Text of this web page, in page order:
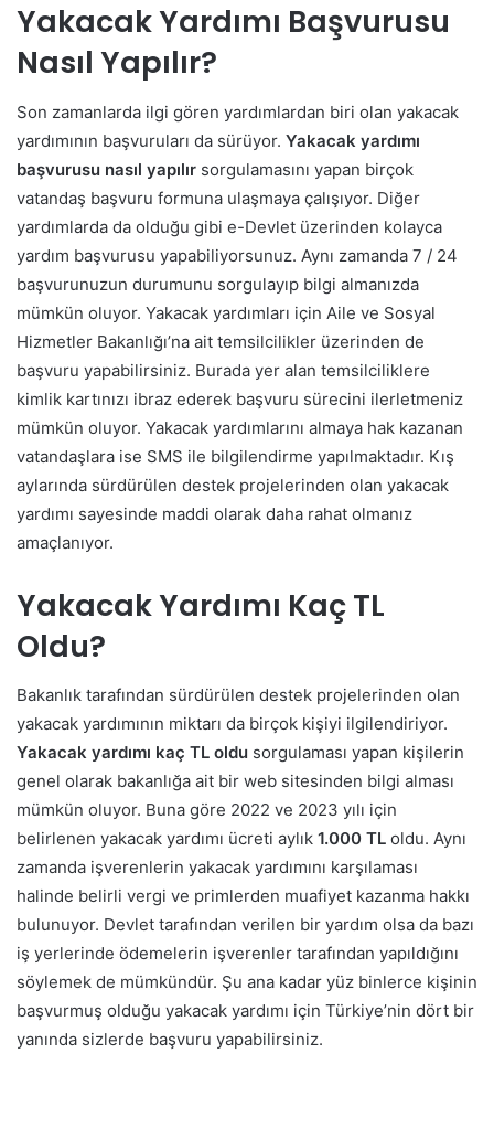
Yakacak Yardımı Başvurusu
Nasıl Yapılır?
Son zamanlarda ilgi gören yardımlardan biri olan yakacak
yardımının başvuruları da sürüyor. Yakacak yardımı
başvurusu nasıl yapılır sorgulamasını yapan birçok
vatandaş başvuru formuna ulaşmaya çalışıyor. Diğer
yardımlarda da olduğu gibi e-Devlet üzerinden kolayca
yardım başvurusu yapabiliyorsunuz. Aynı zamanda 7 / 24
başvurunuzun durumunu sorgulayıp bilgi almanızda
mümkün oluyor. Yakacak yardımları için Aile ve Sosyal
Hizmetler Bakanlığı’na ait temsilcilikler üzerinden de
başvuru yapabilirsiniz. Burada yer alan temsilciliklere
kimlik kartınızı ibraz ederek başvuru sürecini ilerletmeniz
mümkün oluyor. Yakacak yardımlarını almaya hak kazanan
vatandaşlara ise SMS ile bilgilendirme yapılmaktadır. Kış
aylarında sürdürülen destek projelerinden olan yakacak
yardımı sayesinde maddi olarak daha rahat olmanız
amaçlanıyor.
Yakacak Yardımı Kaç TL
Oldu?
Bakanlık tarafından sürdürülen destek projelerinden olan
yakacak yardımının miktarı da birçok kişiyi ilgilendiriyor.
Yakacak yardımı kaç TL oldu sorgulaması yapan kişilerin
genel olarak bakanlığa ait bir web sitesinden bilgi alması
mümkün oluyor. Buna göre 2022 ve 2023 yılı için
belirlenen yakacak yardımı ücreti aylık 1.000 TL oldu. Aynı
zamanda işverenlerin yakacak yardımını karşılaması
halinde belirli vergi ve primlerden muafiyet kazanma hakkı
bulunuyor. Devlet tarafından verilen bir yardım olsa da bazı
iş yerlerinde ödemelerin işverenler tarafından yapıldığını
söylemek de mümkündür. Şu ana kadar yüz binlerce kişinin
başvurmuş olduğu yakacak yardımı için Türkiye’nin dört bir
yanında sizlerde başvuru yapabilirsiniz.